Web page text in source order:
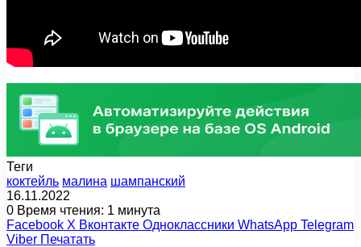
Теги
коктейль малина шампанский
16.11.2022
0 Время чтения: 1 минута
Facebook X Вконтакте Одноклассники WhatsApp Telegram
Viber Печатать